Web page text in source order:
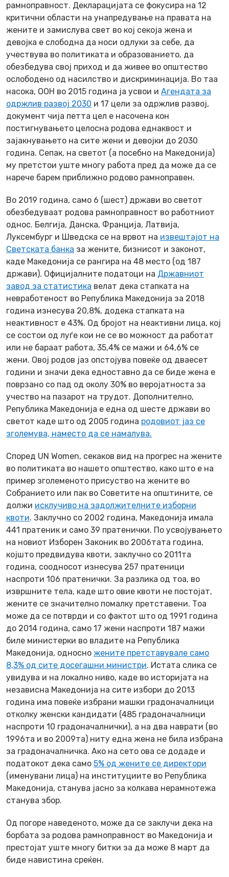
рамноправност. Декларацијата се фокусира на 12
критични области на унапредување на правата на
жените и замислува свет во кој секоја жена и
девојка е слободна да носи одлуки за себе, да
учествува во политиката и образованието, да
обезбедува свој приход и да живее во општество
ослободенo од насилство и дискриминација. Во таа
насока, ООН во 2015 година ја усвои и Агендата за
одржлив развој 2030 и 17 цели за одржлив развој,
документ чија петта цел е насочена кон
постигнувањето целосна родова еднаквост и
зајакнувањето на сите жени и девојки до 2030
година. Сепак, на светот (а посебно на Македонија)
му претстои уште многу работа пред да може да се
нарече барем приближно родово рамноправен.
Во 2019 година, само 6 (шест) држави во светот
обезбедуваат родова рамноправност во работниот
однос. Белгија, Данска, Франција, Латвија,
Луксембург и Шведска се на врвот на извештајот на
Светската банка за жените, бизнисот и законот,
каде Македонија се рангира на 48 место (од 187
држави). Официјалните податоци на Државниот
завод за статистика велат дека стапката на
невработеност во Република Македонија за 2018
година изнесува 20,8%, додека стапката на
неактивност е 43%. Од бројот на неактивни лица, кој
се состои од луѓе кои не се во можност да работат
или не бараат работа, 35,4% се мажи и 64,6% се
жени. Овој родов јаз опстојува повеќе од дваесет
години и значи дека едноставно да се биде жена е
поврзано со пад од околу 30% во веројатноста за
учество на пазарот на трудот. Дополнително,
Република Македонија е една од шесте држави во
светот каде што од 2005 година родовиот јаз се
зголемува, наместо да се намалува.
Според UN Women, секаков вид на прогрес на жените
во политиката во нашето општество, како што е на
пример зголеменото присуство на жените во
Собранието или пак во Советите на општините, се
должи исклучиво на задолжителните изборни
квоти. Заклучно со 2002 година, Македонија имала
441 пратеник и само 39 пратенички. По усвојувањето
на новиот Изборен Законик во 2006тата година,
којшто предвидува квоти, заклучно со 2011та
година, соодносот изнесува 257 пратеници
наспроти 106 пратенички. За разлика од тоа, во
извршните тела, каде што овие квоти не постојат,
жените се значително помалку претставени. Тоа
може да се потврди и со фактот што од 1991 година
до 2014 година, само 17 жени наспроти 187 мажи
биле министерки во владите на Република
Македонија, односно жените претставувале само
8,3% од сите досегашни министри. Истата слика се
увидува и на локално ниво, каде во историјата на
независна Македонија на сите избори до 2013
година има повеќе избрани машки градоначалници
отколку женски кандидати (485 градоначалници
наспроти 10 градоначалнички), а на два наврати (во
1996та и во 2009та) ниту една жена не била избрана
за градоначалничка. Ако на сето ова се додаде и
податокот дека само 5% од жените се директори
(именувани лица) на институциите во Република
Македонија, станува јасно за колкава нерамнотежа
станува збор.
Од погоре наведеното, може да се заклучи дека на
борбата за родова рамноправност во Македонија и
престојат уште многу битки за да може 8 март да
биде навистина среќен.